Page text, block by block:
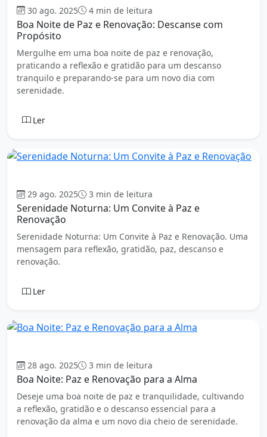
30 ago. 2025 4 min de leitura
Boa Noite de Paz e Renovação: Descanse com
Propósito
Mergulhe em uma boa noite de paz e renovação,
praticando a reflexão e gratidão para um descanso
tranquilo e preparando-se para um novo dia com
serenidade.
Ler
29 ago. 2025 3 min de leitura
Serenidade Noturna: Um Convite à Paz e
Renovação
Serenidade Noturna: Um Convite à Paz e Renovação. Uma
mensagem para reflexão, gratidão, paz, descanso e
renovação.
Ler
28 ago. 2025 3 min de leitura
Boa Noite: Paz e Renovação para a Alma
Deseje uma boa noite de paz e tranquilidade, cultivando
a reflexão, gratidão e o descanso essencial para a
renovação da alma e um novo dia cheio de serenidade.